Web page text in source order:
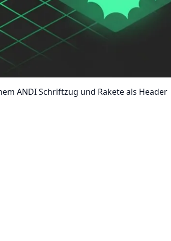
ANDI Schriftzug und Rakete als Header